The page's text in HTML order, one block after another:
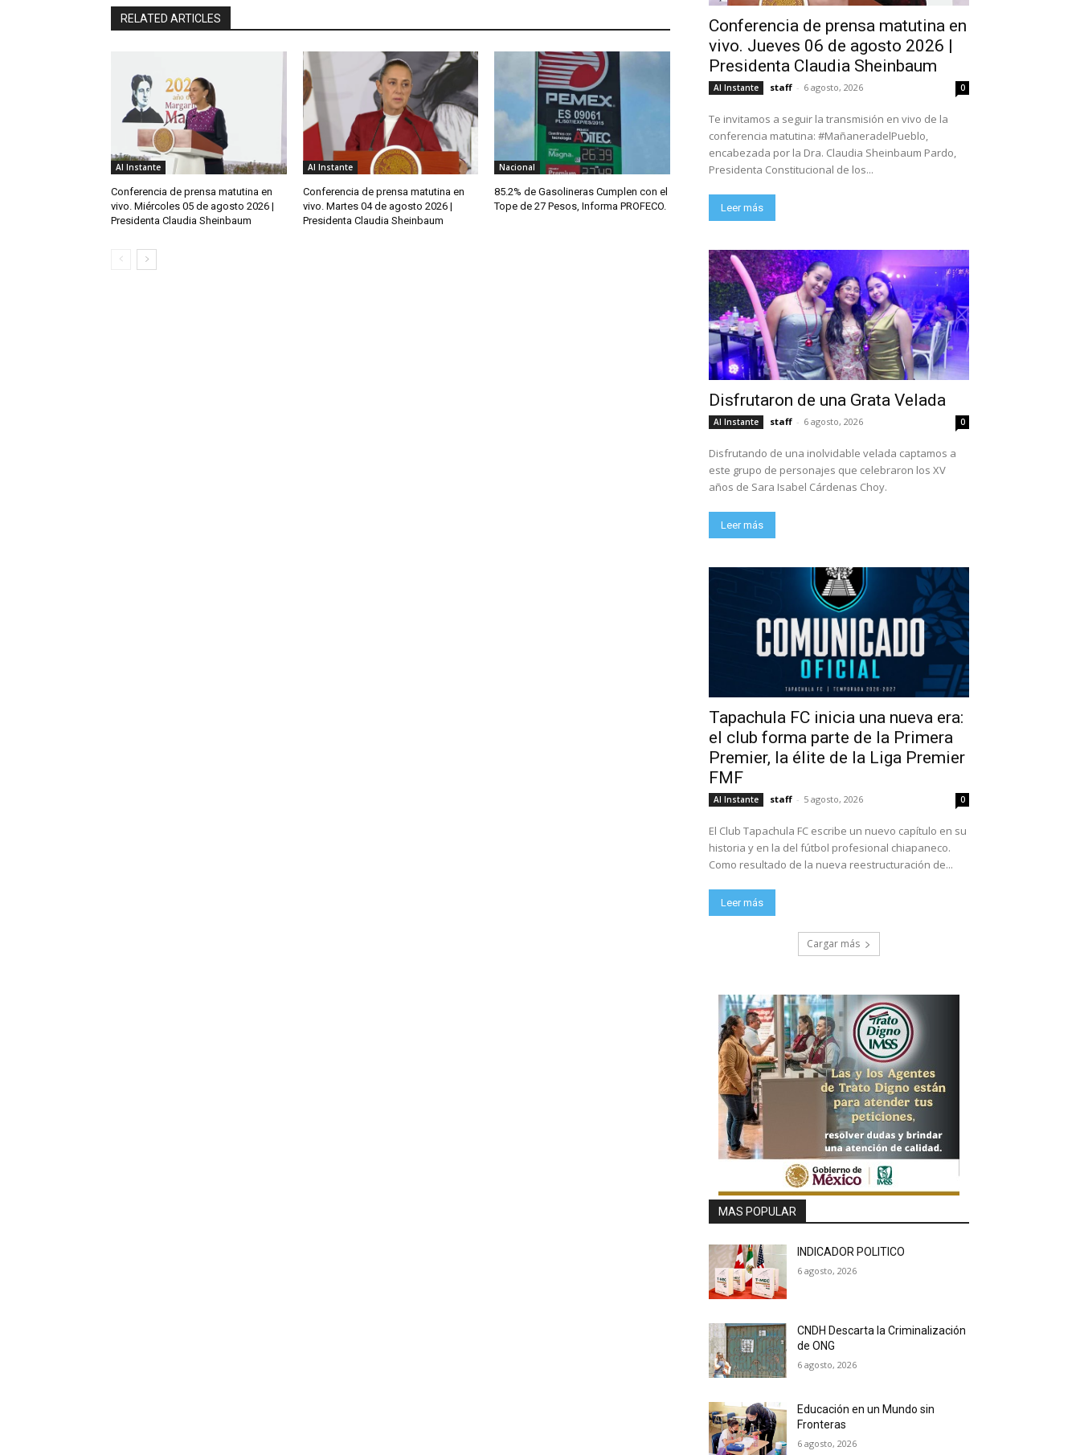
RELATED ARTICLES
Al Instante
Conferencia de prensa matutina en
vivo. Miércoles 05 de agosto 2026 |
Presidenta Claudia Sheinbaum
Al Instante
Conferencia de prensa matutina en
vivo. Martes 04 de agosto 2026 |
Presidenta Claudia Sheinbaum
Nacional
85.2% de Gasolineras Cumplen con el
Tope de 27 Pesos, Informa PROFECO.
Conferencia de prensa matutina en
vivo. Jueves 06 de agosto 2026 |
Presidenta Claudia Sheinbaum
Al Instante staff - 6 agosto, 2026 0
Te invitamos a seguir la transmisión en vivo de la
conferencia matutina: #MañaneradelPueblo,
encabezada por la Dra. Claudia Sheinbaum Pardo,
Presidenta Constitucional de los...
Leer más
Disfrutaron de una Grata Velada
Al Instante staff - 6 agosto, 2026 0
Disfrutando de una inolvidable velada captamos a
este grupo de personajes que celebraron los XV
años de Sara Isabel Cárdenas Choy.
Leer más
Tapachula FC inicia una nueva era:
el club forma parte de la Primera
Premier, la élite de la Liga Premier
FMF
Al Instante staff - 5 agosto, 2026 0
El Club Tapachula FC escribe un nuevo capítulo en su
historia y en la del fútbol profesional chiapaneco.
Como resultado de la nueva reestructuración de...
Leer más
Cargar más
MAS POPULAR
INDICADOR POLITICO
6 agosto, 2026
CNDH Descarta la Criminalización
de ONG
6 agosto, 2026
Educación en un Mundo sin
Fronteras
6 agosto, 2026